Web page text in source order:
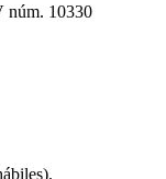
núm. 10330